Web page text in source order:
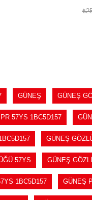
GÜNEŞ GÜNEŞ
57YS 1BC5D157
GÜNEŞ
57YS GÜNEŞ
1BC5D157 GÜNEŞ